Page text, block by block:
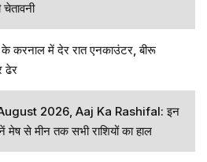
करनाल में देर रात एनकाउंटर, बीरू
ढेर
2026, Aaj Ka Rashifal: इन
मेष से मीन तक सभी राशियों का हाल